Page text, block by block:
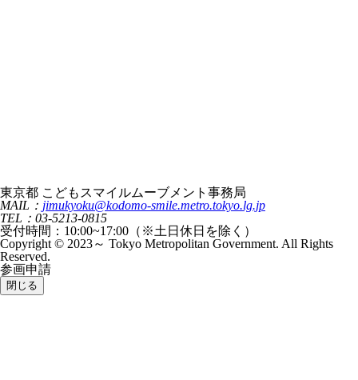
東京都 こどもスマイルムーブメント事務局
MAIL： jimukyoku@kodomo-smile.metro.tokyo.lg.jp
TEL：03-5213-0815
受付時間：10:00~17:00（※土日休日を除く）
Copyright © 2023～ Tokyo Metropolitan Government. All Rights
Reserved.
参画申請
閉じる